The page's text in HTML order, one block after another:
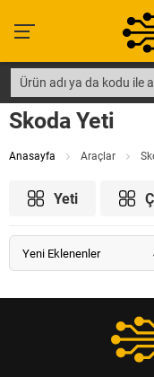
Skoda Yeti
Anasayfa Araçlar
Yeti
Yeni Eklenenler